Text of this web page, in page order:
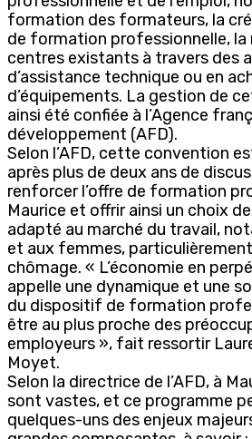
formation des formateurs, la
de formation professionnelle, la
centres existants à travers des
d’assistance technique ou en
d’équipements. La gestion de
ainsi été confiée à l’Agence
développement (AFD).
Selon l’AFD, cette convention
après plus de deux ans de
renforcer l’offre de formation
Maurice et offrir ainsi un choix
adapté au marché du travail,
et aux femmes,
chômage. « L’économie en
appelle une dynamique et une
du dispositif de formation
être au plus proche des
employeurs », fait ressortir
Moyet.
Selon la directrice de l’AFD, à
sont vastes, et ce programme
quelques-uns des enjeux